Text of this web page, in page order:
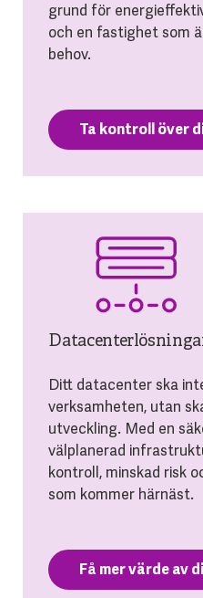
grund för
och en fastighet som
behov.
Ta kontroll över
Ditt datacenter ska
verksamheten, utan
utveckling. Med en
välplanerad
kontroll, minskad risk
som kommer härnäst.
Få mer värde av